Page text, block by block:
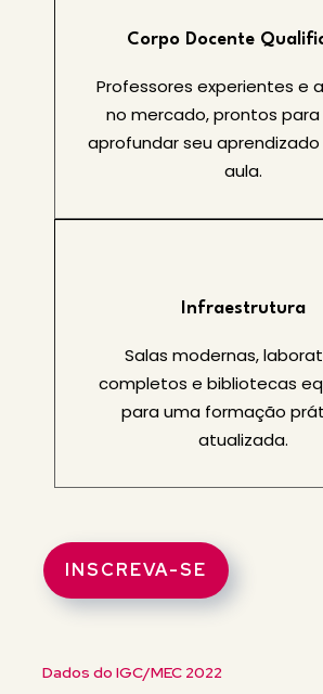
Corpo Docente
Professores experientes e
no mercado, prontos para
aprofundar seu
aula.
Infraestrutura
Salas modernas,
completos e bibliotecas
para uma formação
atualizada.
INSCREVA-SE
Dados do IGC/MEC 2022